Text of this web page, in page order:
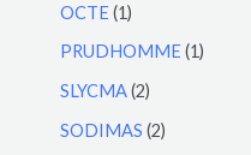
OCTE 1
PRUDHOMME 1
SLYCMA 2
SODIMAS 2